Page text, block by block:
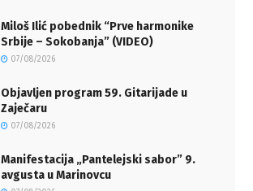
Miloš Ilić pobednik “Prve harmonike
Srbije – Sokobanja” (VIDEO)
07/08/2026
Objavljen program 59. Gitarijade u
Zaječaru
07/08/2026
Manifestacija „Pantelejski sabor” 9.
avgusta u Marinovcu